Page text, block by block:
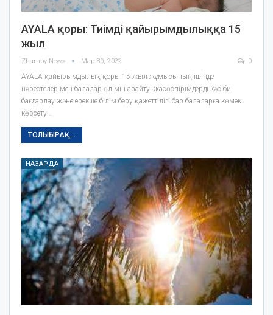
AYALA қоры: Тиімді қайырымдылыққа 15
жыл
ZhambylNews Мар 30, 2022 0
AYALA қайырымдылық қоры 15 жыл жұмысының ішінде
нәрестелер мен балалар өлімін азайту, жасөспірімдерді кәсіби
бағдарлау және ерекше білім беру қажеттілігі бар балаларға көмек
көрсету…
ТОЛЫҒЫРАҚ...
НАЗАРДА